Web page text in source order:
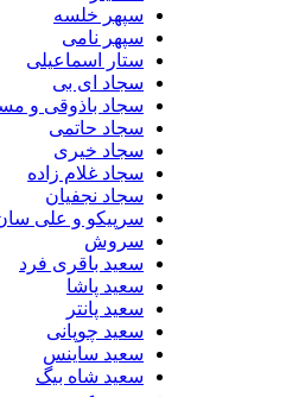
سپهر خلسه
سپهر نامی
ستار اسماعیلی
سجاد ای بی
سجاد باذوقی و مسعود بیات
سجاد حاتمی
سجاد خیری
سجاد غلام زاده
سجاد نجفیان
سرپیکو و علی سان
سروش
سعید باقری فرد
سعید پاشا
سعید پانتر
سعید چوپانی
سعید ساینس
سعید شاه بیگ